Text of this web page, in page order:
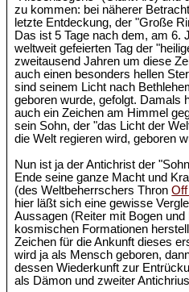
zu kommen: bei näherer
letzte Entdeckung, der "Große
Das ist 5 Tage nach dem, am 6.
weltweit gefeierten Tag der
zweitausend Jahren um diese
auch einen besonders hellen
sind seinem Licht nach
geboren wurde, gefolgt. Damals
auch ein Zeichen am Himmel
sein Sohn, der "das Licht der
die Welt regieren wird, geboren
Nun ist ja der Antichrist der
Ende seine ganze Macht und
(des Weltbeherrschers Thron
hier läßt sich eine gewisse
Aussagen (Reiter mit Bogen
kosmischen Formationen
Zeichen für die Ankunft dieses
wird ja als Mensch geboren,
dessen Wiederkunft zur
als Dämon und zweiter